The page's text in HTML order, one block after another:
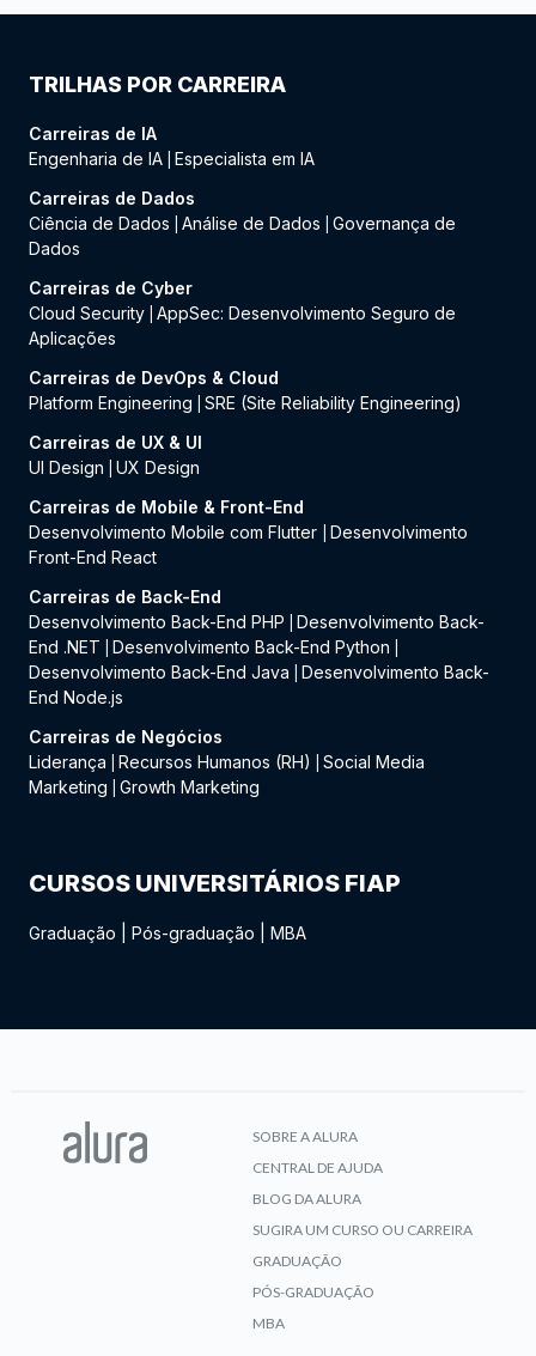
TRILHAS POR CARREIRA
Carreiras de IA
Engenharia de IA Especialista em IA
Carreiras de Dados
Ciência de Dados
Análise de Dados
Governança de
Dados
Carreiras de Cyber
Cloud Security AppSec: Desenvolvimento Seguro de
Aplicações
Carreiras de DevOps & Cloud
Platform Engineering
SRE (Site Reliability Engineering)
Carreiras de UX & UI
UI Design
UX Design
Carreiras de Mobile & Front-End
Desenvolvimento Mobile com Flutter
Desenvolvimento
Front-End React
Carreiras de Back-End
Desenvolvimento Back-End PHP
Desenvolvimento Back-
End .NET
Desenvolvimento Back-End Python
Desenvolvimento Back-End Java
Desenvolvimento Back-
End Node.js
Carreiras de Negócios
Liderança
Recursos Humanos (RH)
Social Media
Marketing
Growth Marketing
CURSOS UNIVERSITÁRIOS FIAP
Graduação Pós-graduação MBA
SOBRE A ALURA
CENTRAL DE AJUDA
BLOG DA ALURA
SUGIRA UM CURSO OU CARREIRA
GRADUAÇÃO
PÓS-GRADUAÇÃO
MBA